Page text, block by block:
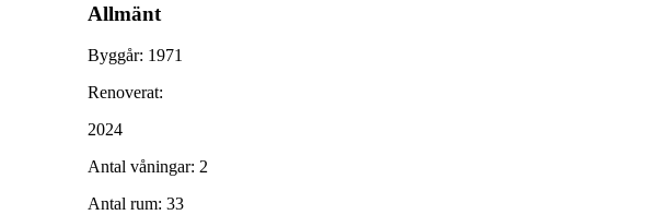
Allmänt
Byggår: 1971
Renoverat:
2024
Antal våningar: 2
Antal rum: 33